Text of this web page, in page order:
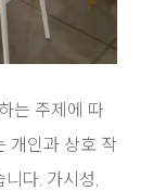
는 주제에 따
개인과 상호 작
다. 가시성,